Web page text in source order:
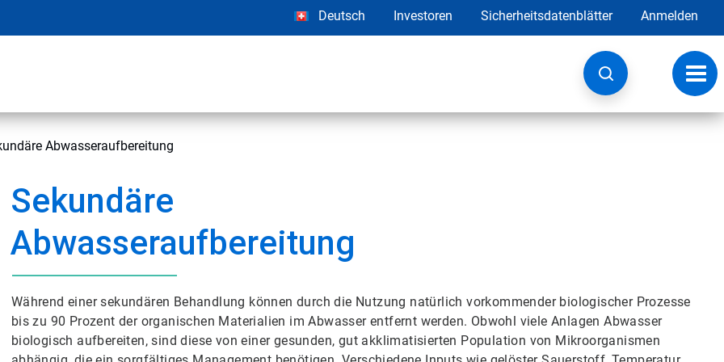
Deutsch Investoren Sicherheitsdatenblätter Anmelden
Abwasseraufbereitung
Sekundäre
Abwasseraufbereitung
Während einer sekundären Behandlung können durch die Nutzung natürlich vorkommender biologischer Prozesse
bis zu 90 Prozent der organischen Materialien im Abwasser entfernt werden. Obwohl viele Anlagen Abwasser
biologisch aufbereiten, sind diese von einer gesunden, gut akklimatisierten Population von Mikroorganismen